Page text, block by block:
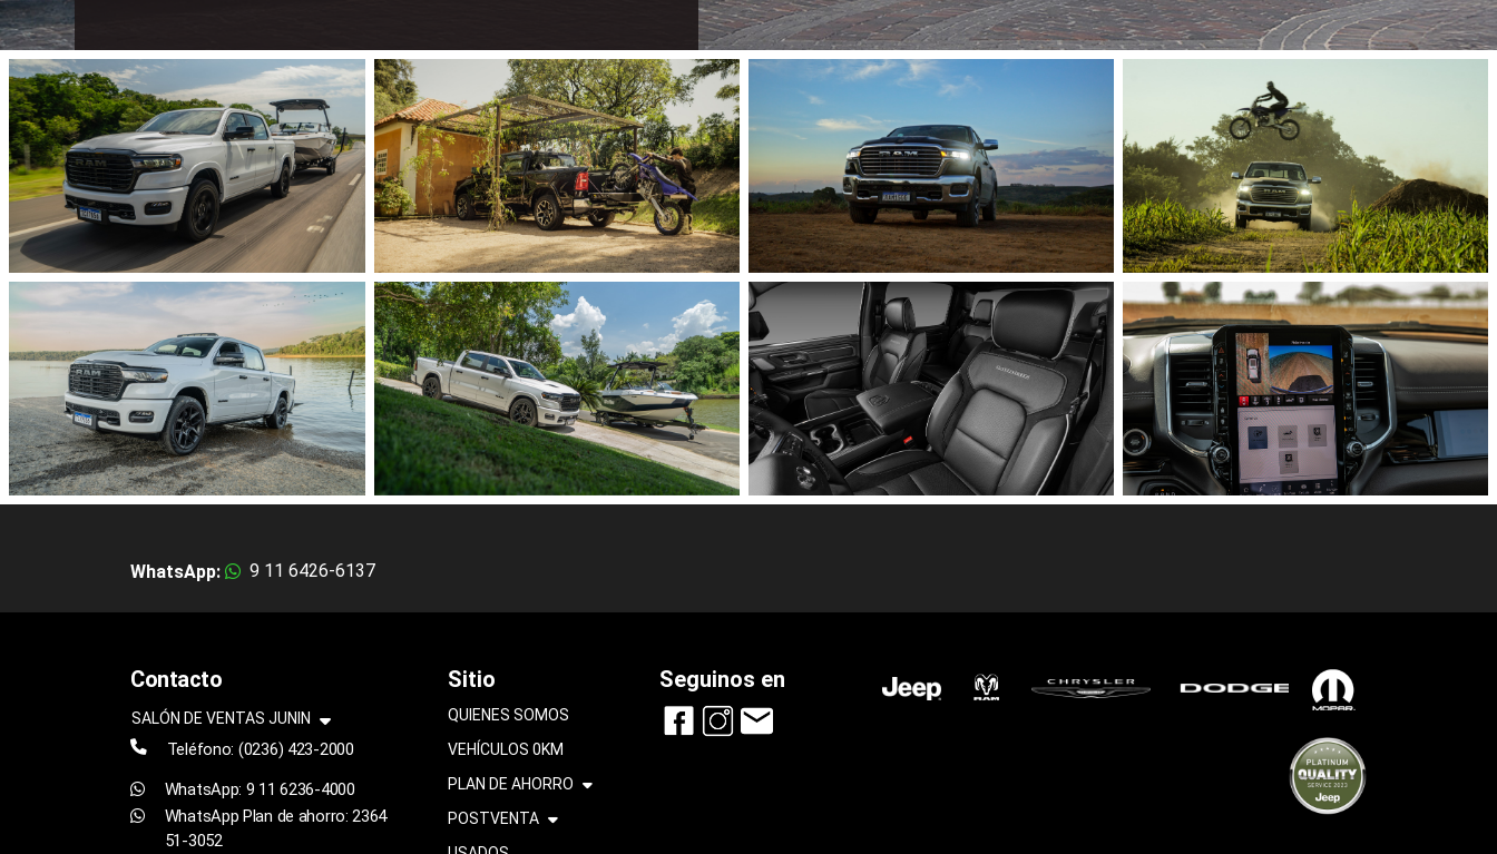
WhatsApp: 9 11 6426-6137
Contacto
SALÓN DE VENTAS JUNIN
Teléfono: (0236) 423-2000
WhatsApp: 9 11 6236-4000
WhatsApp Plan de ahorro: 2364
51-3052
Sitio
QUIENES SOMOS
VEHÍCULOS 0KM
PLAN DE AHORRO
POSTVENTA
Seguinos en